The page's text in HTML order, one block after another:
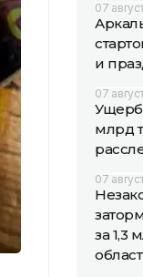
07
и
07
Ущерб
млрд
07
за 1,3